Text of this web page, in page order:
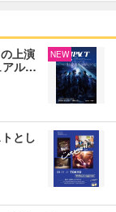
上演
アル…
NEW
とし